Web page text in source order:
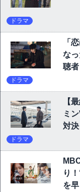
ドラマ
「
な
聴者
ドラマ
【
ミ
対決
ドラマ
り
を